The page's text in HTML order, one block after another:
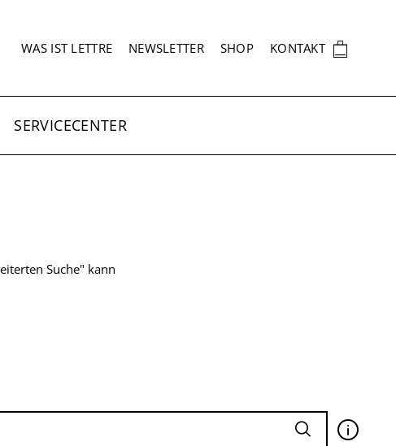
SEKUNDÄRNAVIGATION
WAS IST LETTRE NEWSLETTER SHOP KONTAKT 🛍
SERVICECENTER
Suche" kann
🛈